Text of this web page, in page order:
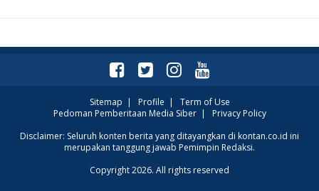
Sitemap Profile
Term of Use
Pedoman Pemberitaan Media Siber| Privacy Policy
Disclaimer: Seluruh konten berita yang ditayangkan di kontan.co.id ini
merupakan tanggung jawab Pemimpin Redaksi.
Copyright 2026. All rights reserved